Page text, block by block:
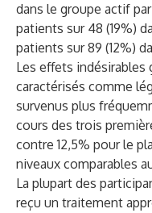
dans le groupe actif
patients sur 48 (19%)
patients sur 89 (12%)
Les effets
caractérisés comme
survenus plus
cours des trois
contre 12,5% pour le
niveaux comparables
La plupart des
reçu un traitement